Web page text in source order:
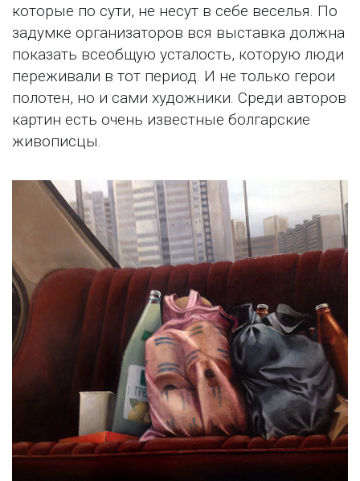
которые по сути, не несут в себе веселья. По
задумке организаторов вся выставка должна
показать всеобщую усталость, которую люди
переживали в тот период. И не только герои
полотен, но и сами художники. Среди авторов
картин есть очень известные болгарские
живописцы.